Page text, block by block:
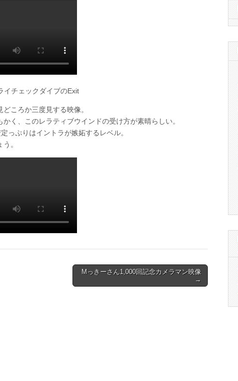
イチェックダイブのExit
どころか三度見する映像。
く、このレラティブウインドの受け方が素晴らしい。
っぷりはイントラが嫉妬するレベル。
。
Mっきーさん1,000回記念カメラマン映像
→